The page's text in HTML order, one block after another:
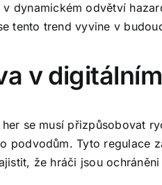
dynamickém odvětví
tento trend vyvine v
v
se musí přizpůsobovat
podvodům. Tyto
že hráči jsou